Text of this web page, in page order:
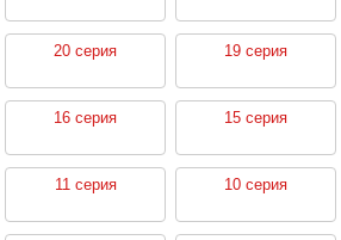
20 серия 19 серия
16 серия 15 серия
11 серия 10 серия